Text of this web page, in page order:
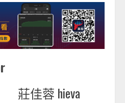
莊佳蓉 hieva